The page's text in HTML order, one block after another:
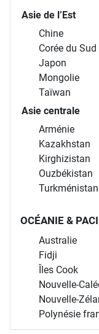
Asie de l’Est
Chine
Corée du Sud
Japon
Mongolie
Taïwan
Asie centrale
Arménie
Kazakhstan
Kirghizistan
Ouzbékistan
Turkménistan
OCÉANIE &
Australie
Fidji
Îles Cook
Nouvelle-
Nouvelle-
Polynésie